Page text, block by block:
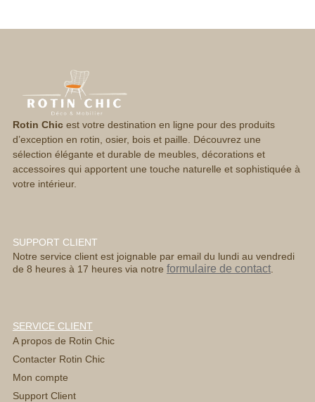
Rotin Chicest votre destination en ligne pour des produits
d’exception en rotin, osier, bois et paille. Découvrez une
sélection élégante et durable de meubles, décorations et
accessoires qui apportent une touche naturelle et sophistiquée à
votre intérieur.
SUPPORT CLIENT
Notre service client est joignable par email du lundi au vendredi
de 8 heures à 17 heures via notre formulaire de contact.
SERVICE CLIENT
A propos de Rotin Chic
Contacter Rotin Chic
Mon compte
Support Client